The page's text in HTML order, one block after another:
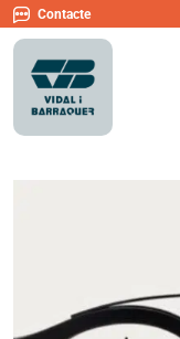
Contacte